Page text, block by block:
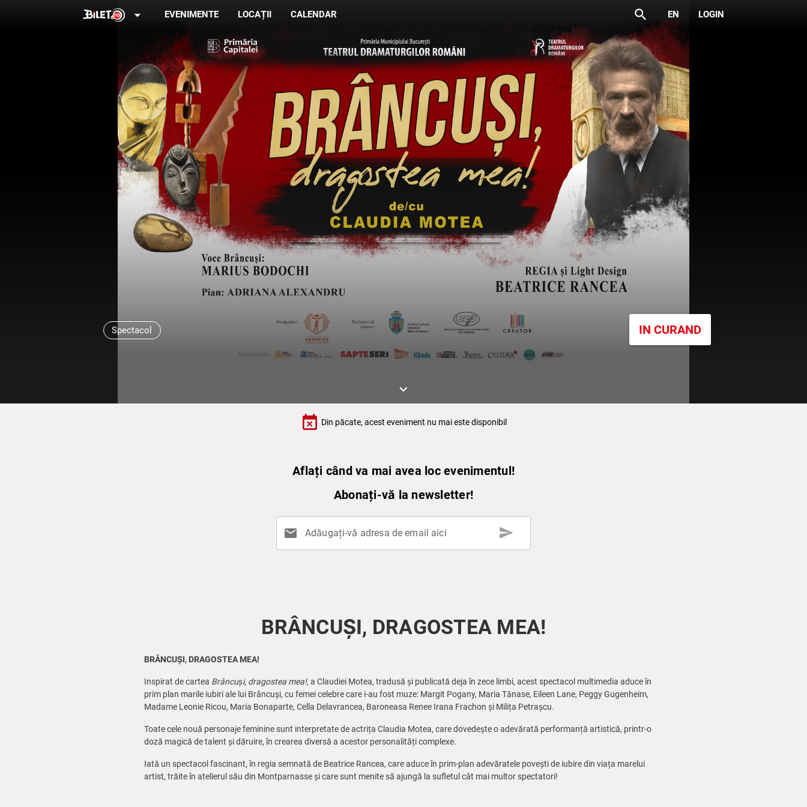
arrow_drop_down EVENIMENTE LOCAȚII CALENDAR search EN LOGIN
Spectacol IN CURAND
keyboard_arrow_down
event_busy Din păcate, acest eveniment nu mai este disponibil
Aflați când va mai avea loc evenimentul!
Abonați-vă la newsletter!
mail Adăugați-vă adresa de email aici send
BRÂNCUȘI, DRAGOSTEA MEA!
BRÂNCUȘI, DRAGOSTEA MEA!
Inspirat de cartea Brâncuși, dragostea mea!,a Claudiei Motea, tradusă și publicată deja în zece limbi, acest spectacol multimedia aduce în
prim plan marile iubiri ale lui Brâncuși, cu femei celebre care i-au fost muze: Margit Pogany, Maria Tănase, Eileen Lane, Peggy Gugenheim,
Madame Leonie Ricou, Maria Bonaparte, Cella Delavrancea, Baroneasa Renee Irana Frachon și Milița Petrașcu.
Toate cele nouă personaje feminine sunt interpretate de actrița Claudia Motea, care dovedește o adevărată performanță artistică, printr-o
doză magică de talent și dăruire, în crearea diversă a acestor personalități complexe.
Iată un spectacol fascinant, în regia semnată de Beatrice Rancea, care aduce în prim-plan adevăratele povești de iubire din viața marelui
artist, trăite în atelierul său din Montparnasse și care sunt menite să ajungă la sufletul cât mai multor spectatori!